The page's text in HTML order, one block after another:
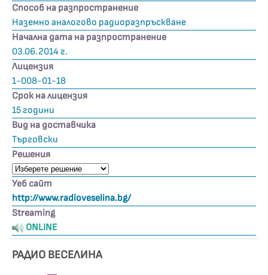
Способ на разпространение
Наземно аналогово радиоразпръскване
Начална дата на разпространение
03.06.2014 г.
Лицензия
1-008-01-18
Срок на лицензия
15 години
Вид на доставчика
Търговски
Решения
Уеб сайт
http://www.radioveselina.bg/
Streaming
ONLINE
РАДИО ВЕСЕЛИНА